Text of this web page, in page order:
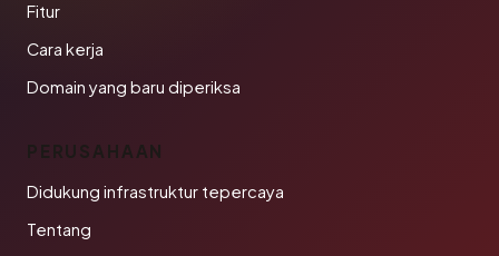
Fitur
Cara kerja
Domain yang baru diperiksa
PERUSAHAAN
Didukung infrastruktur tepercaya
Tentang